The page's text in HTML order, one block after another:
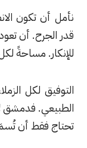
الانطلاقة
أن تعود “هنا
مساحةً لكل
لكل الزملاء الذين
فدمشق لا تحتاج
أن تُسمَع كما